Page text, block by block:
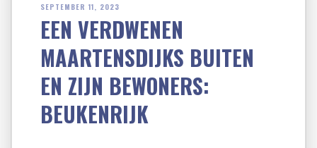
SEPTEMBER 11, 2023
EEN VERDWENEN
MAARTENSDIJKS BUITEN
EN ZIJN BEWONERS:
BEUKENRIJK